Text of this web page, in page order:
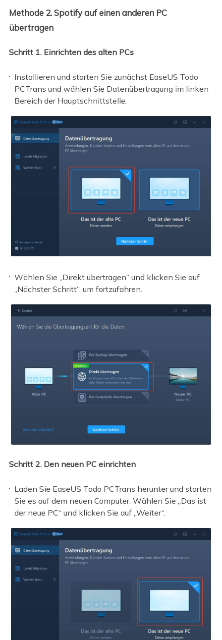
Methode 2. Spotify auf einen anderen PC
übertragen
Schritt 1. Einrichten des alten PCs
Installieren und starten Sie zunächst EaseUS Todo
PCTrans und wählen Sie Datenübertragung im linken
Bereich der Hauptschnittstelle.
Wählen Sie „Direkt übertragen“ und klicken Sie auf
„Nächster Schritt“, um fortzufahren.
Schritt 2. Den neuen PC einrichten
Laden Sie EaseUS Todo PCTrans herunter und starten
Sie es auf dem neuen Computer. Wählen Sie „Das ist
der neue PC“ und klicken Sie auf „Weiter“.